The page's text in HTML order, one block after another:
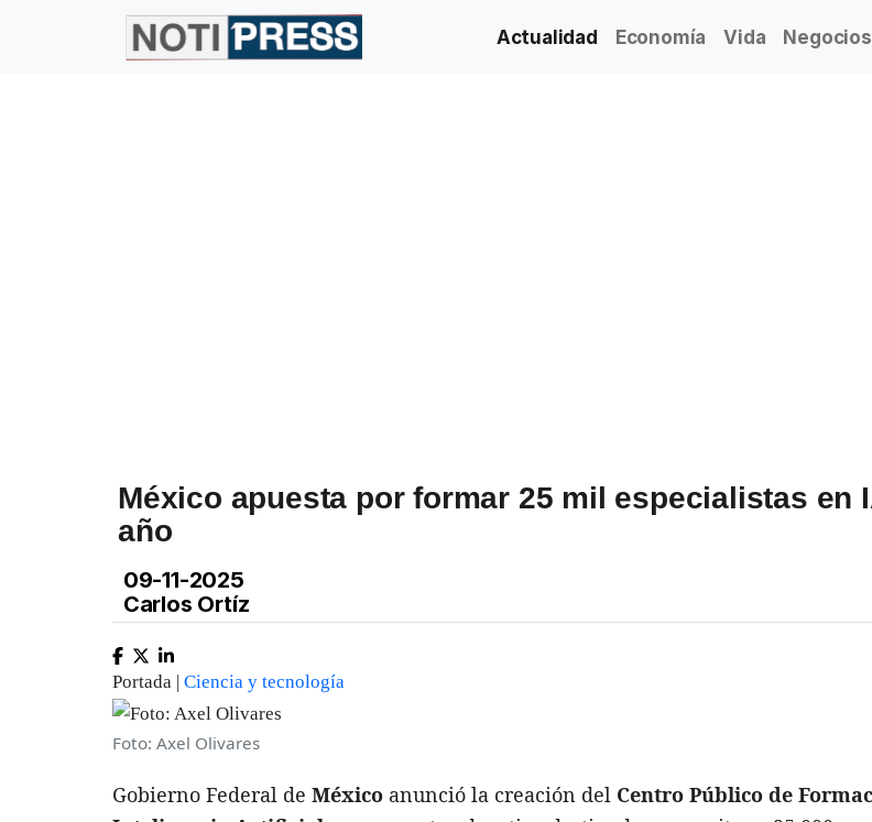
Actualidad Economía Vida Negocios
México apuesta por formar 25 mil especialistas en
año
09-11-2025
Carlos Ortíz
Portada | Ciencia y tecnología
Foto: Axel Olivares
Gobierno Federal de México anunció la creación del Centro Público de